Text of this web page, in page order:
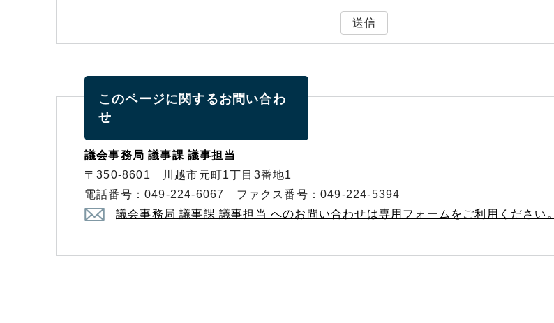
送信
このページに関するお問い合わ
せ
議会事務局 議事課 議事担当
〒350-8601 川越市元町1丁目3番地1
電話番号：049-224-6067 ファクス番号：049-224-5394
議会事務局 議事課 議事担当 へのお問い合わせは専用フォームをご利用ください。